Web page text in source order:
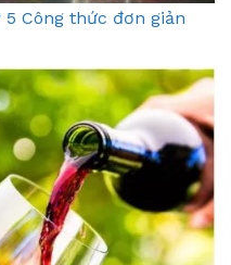
Công thức đơn giản